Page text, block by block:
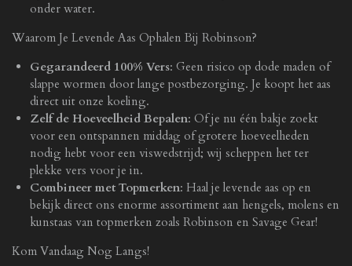
onder water.
Waarom Je Levende Aas Ophalen Bij Robinson?
Gegarandeerd 100% Vers: Geen risico op dode maden of
slappe wormen door lange postbezorging. Je koopt het aas
direct uit onze koeling.
Zelf de Hoeveelheid Bepalen: Of je nu één bakje zoekt
voor een ontspannen middag of grotere hoeveelheden
nodig hebt voor een viswedstrijd; wij scheppen het ter
plekke vers voor je in.
Combineer met Topmerken: Haal je levende aas op en
bekijk direct ons enorme assortiment aan hengels, molens en
kunstaas van topmerken zoals Robinson en Savage Gear!
Kom Vandaag Nog Langs!